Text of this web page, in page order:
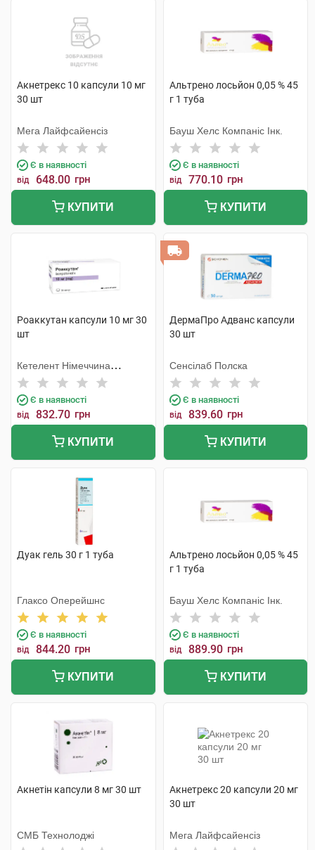
Акнетрекс 10 капсули 10 мг
30 шт
Мега Лайфсайенсіз
Є в наявності
від 648.00 грн
КУПИТИ
Альтрено лосьйон 0,05 % 45
г 1 туба
Бауш Хелс Компаніс Інк.
Є в наявності
від 770.10 грн
КУПИТИ
Роаккутан капсули 10 мг 30
шт
Кетелент Німеччина
Ебербах
Є в наявності
від 832.70 грн
КУПИТИ
ДермаПро Адванс капсули
30 шт
Сенсілаб Полска
Є в наявності
від 839.60 грн
КУПИТИ
Дуак гель 30 г 1 туба
Глаксо Оперейшнс
Є в наявності
від 844.20 грн
КУПИТИ
Альтрено лосьйон 0,05 % 45
г 1 туба
Бауш Хелс Компаніс Інк.
Є в наявності
від 889.90 грн
КУПИТИ
Акнетін капсули 8 мг 30 шт
СМБ Технолоджі
Акнетрекс 20 капсули 20 мг
30 шт
Мега Лайфсайенсіз